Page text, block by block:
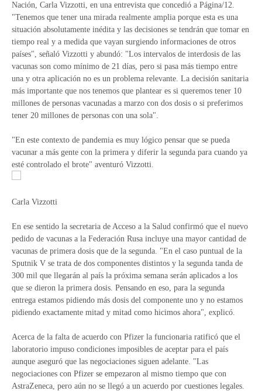
Nación, Carla Vizzotti, en una entrevista que concedió a Página/12.
"Tenemos que tener una mirada realmente amplia porque esta es una
situación absolutamente inédita y las decisiones se tendrán que tomar en
tiempo real y a medida que vayan surgiendo informaciones de otros
países", señaló Vizzotti y abundó: "Los intervalos de interdosis de las
vacunas son como mínimo de 21 días, pero si pasa más tiempo entre
una y otra aplicación no es un problema relevante. La decisión sanitaria
más importante que nos tenemos que plantear es si queremos tener 10
millones de personas vacunadas a marzo con dos dosis o si preferimos
tener 20 millones de personas con una sola".
"En este contexto de pandemia es muy lógico pensar que se pueda
vacunar a más gente con la primera y diferir la segunda para cuando ya
esté controlado el brote" aventuró Vizzotti.
Carla Vizzotti
En ese sentido la secretaria de Acceso a la Salud confirmó que el nuevo
pedido de vacunas a la Federación Rusa incluye una mayor cantidad de
vacunas de primera dosis que de la segunda. "En el caso puntual de la
Sputnik V se trata de dos componentes distintos y la segunda tanda de
300 mil que llegarán al país la próxima semana serán aplicados a los
que se dieron la primera dosis. Pensando en eso, para la segunda
entrega estamos pidiendo más dosis del componente uno y no estamos
pidiendo exactamente mitad y mitad como hicimos ahora", explicó.
Acerca de la falta de acuerdo con Pfizer la funcionaria ratificó que el
laboratorio impuso condiciones imposibles de aceptar para el país
aunque aseguró que las negociaciones siguen adelante. "Las
negociaciones con Pfizer se empezaron al mismo tiempo que con
AstraZeneca, pero aún no se llegó a un acuerdo por cuestiones legales.